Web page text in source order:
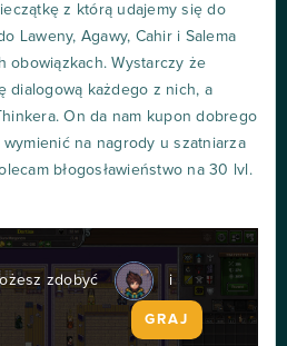
z którą udajemy się do
Laweny, Agawy, Cahir i Salema
obowiązkach. Wystarczy że
dialogową każdego z nich, a
On da nam kupon dobrego
na nagrody u szatniarza
błogosławieństwo na 30 lvl.
zdobyć i
GRAJ